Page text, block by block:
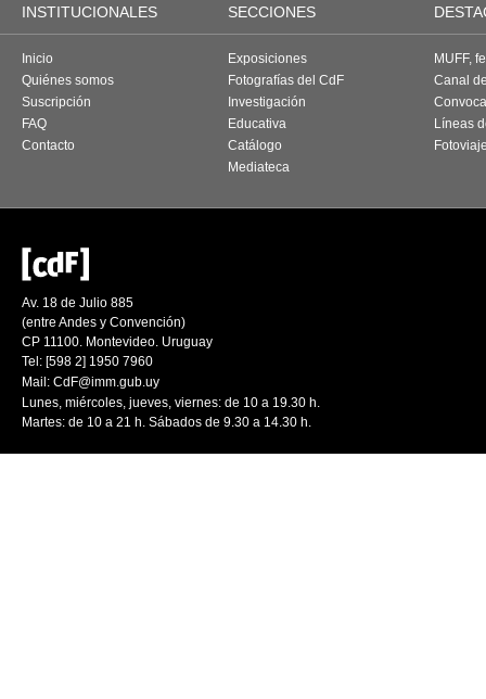
INSTITUCIONALES SECCIONES
Inicio
Quiénes somos
Suscripción
FAQ
Contacto
Exposiciones
Fotografías del CdF
Investigación
Educativa
Catálogo
Mediateca
MUFF,
Canal
Líneas
Av. 18 de Julio 885
(entre Andes y Convención)
CP 11100. Montevideo. Uruguay
Tel: [598 2] 1950 7960
Mail: CdF@imm.gub.uy
Lunes, miércoles, jueves, viernes: de 10 a 19.30 h.
Martes: de 10 a 21 h. Sábados de 9.30 a 14.30 h.